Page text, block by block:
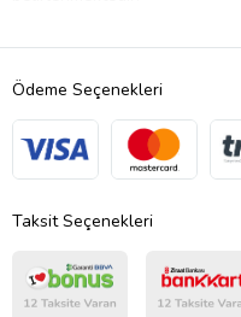
Ödeme Seçenekleri
Taksit Seçenekleri